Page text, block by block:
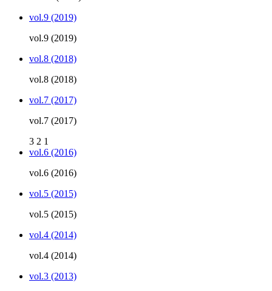
vol.9 (2019)
vol.9 (2019)
vol.8 (2018)
vol.8 (2018)
vol.7 (2017)
vol.7 (2017)
3 2 1
vol.6 (2016)
vol.6 (2016)
vol.5 (2015)
vol.5 (2015)
vol.4 (2014)
vol.4 (2014)
vol.3 (2013)